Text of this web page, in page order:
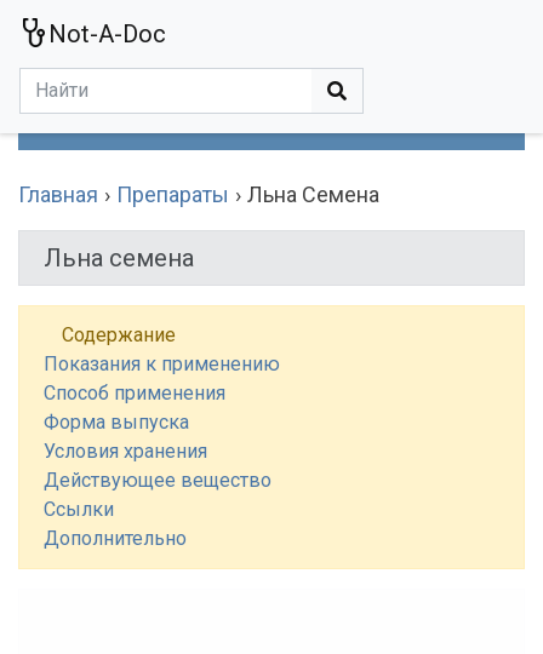
Not-A-Doc
Главная Препараты Льна Семена
Льна семена
Содержание
Показания к применению
Способ применения
Форма выпуска
Условия хранения
Действующее вещество
Ссылки
Дополнительно